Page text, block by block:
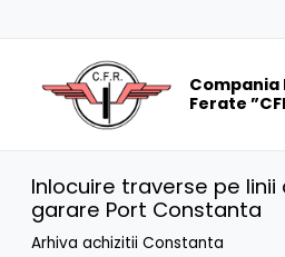
Compania
Ferate
Inlocuire traverse pe
garare Port Constanta
Arhiva achizitii Constanta